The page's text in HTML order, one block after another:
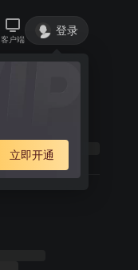
客户端
登录
立即开通